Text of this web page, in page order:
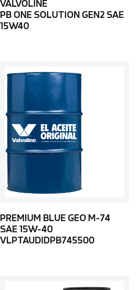
VALVOLINE
PB ONE SOLUTION GEN2 SAE
15W40
PREMIUM BLUE GEO M-74
SAE 15W-40
VLPTAUDIDPB745500